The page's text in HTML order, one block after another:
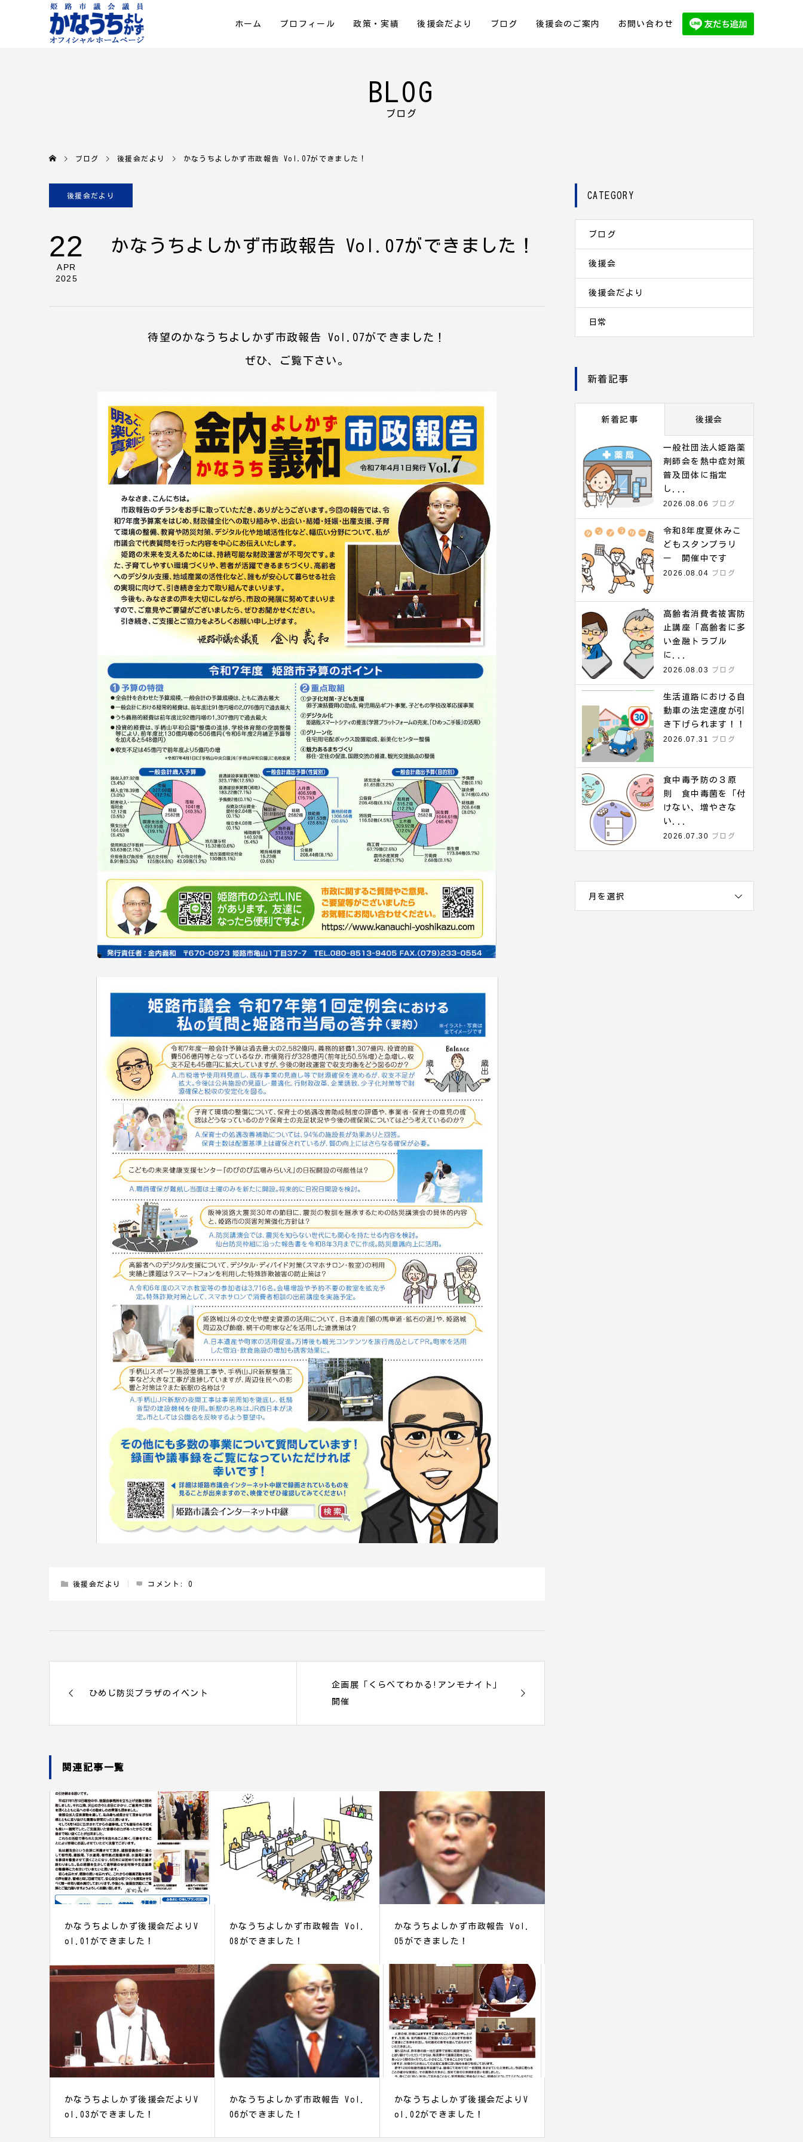
ホーム プロフィール 政策・実績 後援会だより ブログ 後援会のご案内 お問い合わせ
BLOG
ブログ
ブログ 後援会だより かなうちよしかず市政報告 Vol.07ができました！
後援会だより
22
APR
2025
かなうちよしかず市政報告 Vol.07ができました！
待望のかなうちよしかず市政報告 Vol.07ができました！
ぜひ、ご覧下さい。
後援会だより コメント: 0
ひめじ防災プラザのイベント
企画展「くらべてわかる!アンモナイト」
開催
関連記事一覧
かなうちよしかず後援会だよりV
ol.01ができました！
かなうちよしかず市政報告 Vol.
08ができました！
かなうちよしかず市政報告 Vol.
05ができました！
かなうちよしかず後援会だよりV
ol.03ができました！
かなうちよしかず市政報告 Vol.
06ができました！
かなうちよしかず後援会だよりV
ol.02ができました！
CATEGORY
ブログ
後援会
後援会だより
日常
新着記事
新着記事 後援会
一般社団法人姫路薬
剤師会を熱中症対策
普及団体に指定
し...
2026.08.06
ブログ
令和8年度夏休みこ
どもスタンプラリ
ー 開催中です
2026.08.04 ブログ
高齢者消費者被害防
止講座「高齢者に多
い金融トラブル
に...
2026.08.03 ブログ
生活道路における自
動車の法定速度が引
き下げられます！！
2026.07.31
ブログ
食中毒予防の３原
則 食中毒菌を「付
けない、増やさな
い...
2026.07.30 ブログ
月を選択